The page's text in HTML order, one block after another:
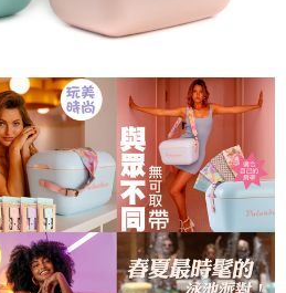
個人資料，並將交易相關給付款項請求債
定代理人或監護人之同意方可使用
申辦者引起之損失，本公司不負相關責
將依據個別帳號之用戶狀況，依本公司即
有額度不足之情形，本公司將視審查結果
他人資訊註冊。若發現惡意使用之情形，
該用戶之使用額度並採取法律行動。